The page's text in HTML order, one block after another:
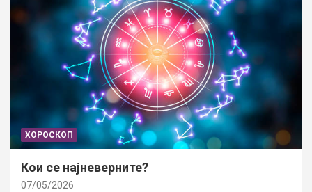
ХОРОСКОП
Кои се најневерните?
07/05/2026